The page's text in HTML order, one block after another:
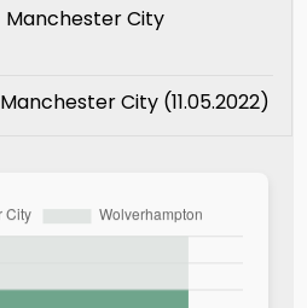
Manchester City
Manchester City (11.05.2022)